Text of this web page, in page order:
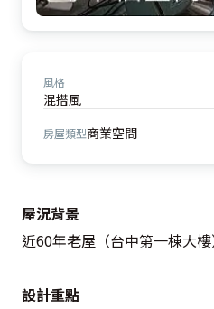
風格
混搭風
房屋類型商業空間
屋況背景
近60年老屋（台中第一棟大
設計重點